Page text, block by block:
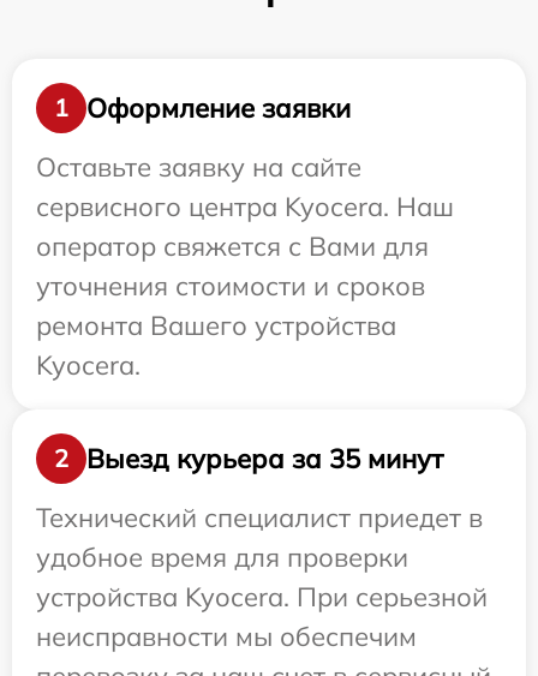
1
Оформление заявки
Оставьте заявку на сайте
сервисного центра Kyocera. Наш
оператор свяжется с Вами для
уточнения стоимости и сроков
ремонта Вашего устройства
Kyocera.
2
Выезд курьера за 35 минут
Технический специалист приедет в
удобное время для проверки
устройства Kyocera. При серьезной
неисправности мы обеспечим